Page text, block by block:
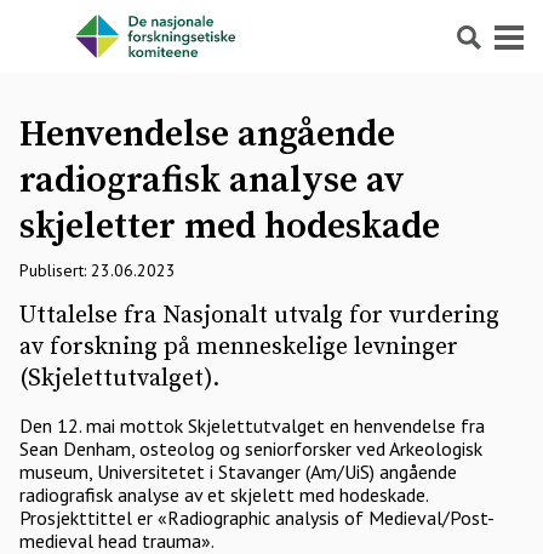
Søk Meny
Henvendelse angående
radiografisk analyse av
skjeletter med hodeskade
Publisert: 23.06.2023
Uttalelse fra Nasjonalt utvalg for vurdering
av forskning på menneskelige levninger
(Skjelettutvalget).
Den 12. mai mottok Skjelettutvalget en henvendelse fra
Sean Denham, osteolog og seniorforsker ved Arkeologisk
museum, Universitetet i Stavanger (Am/UiS) angående
radiografisk analyse av et skjelett med hodeskade.
Prosjekttittel er «Radiographic analysis of Medieval/Post-
medieval head trauma».